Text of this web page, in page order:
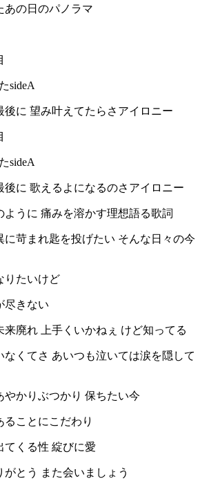
あの日のパノラマ
sideA
後に 望み叶えてたらさアイロニー
sideA
後に 歌えるよになるのさアイロニー
ように 痛みを溶かす理想語る歌詞
に苛まれ匙を投げたい そんな日々の今
りたいけど
尽きない
来廃れ 上手くいかねぇ けど知ってる
なくてさ あいつも泣いては涙を隠して
やかりぶつかり 保ちたい今
ことにこだわり
てくる性 綻びに愛
とう また会いましょう